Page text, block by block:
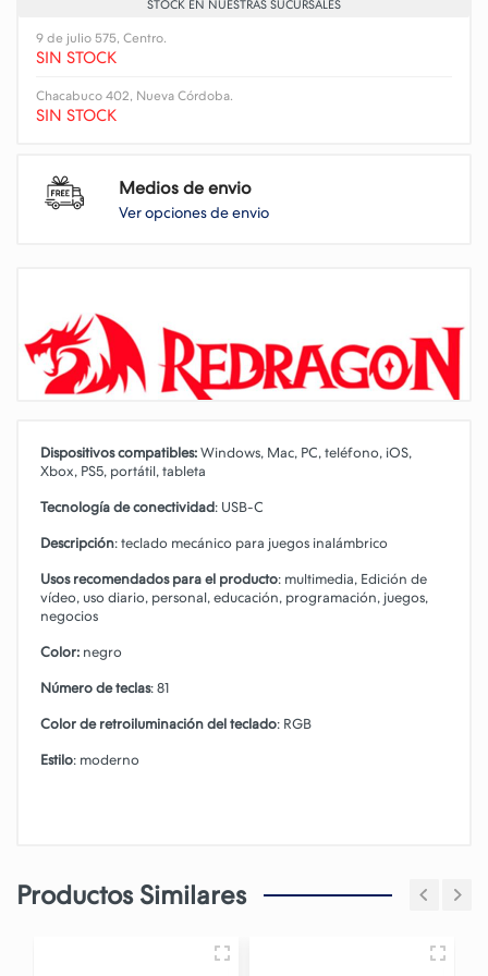
STOCK EN NUESTRAS SUCURSALES
9 de julio 575, Centro.
SIN STOCK
Chacabuco 402, Nueva Córdoba.
SIN STOCK
Medios de envio
Ver opciones de envio
Dispositivos compatibles: Windows, Mac, PC, teléfono, iOS,
Xbox, PS5, portátil, tableta
Tecnología de conectividad: USB-C
Descripción: teclado mecánico para juegos inalámbrico
Usos recomendados para el producto: multimedia, Edición de
vídeo, uso diario, personal, educación, programación, juegos,
negocios
Color: negro
Número de teclas: 81
Color de retroiluminación del teclado: RGB
Estilo: moderno
Productos Similares